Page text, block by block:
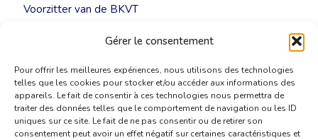
Gérer le consentement
Pour offrir les meilleures expériences, nous utilisons des technologies
telles que les cookies pour stocker et/ou accéder aux informations des
appareils. Le fait de consentir à ces technologies nous permettra de
traiter des données telles que le comportement de navigation ou les ID
uniques sur ce site. Le fait de ne pas consentir ou de retirer son
consentement peut avoir un effet négatif sur certaines caractéristiques et
Voorzitter van de BKVT